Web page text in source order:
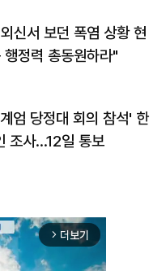
신서 보던 폭염 상황 현
정력 총동원하라"
엄 당정대 회의 참석' 한
조사...12일 통보
arrow_forward_ios 더보기